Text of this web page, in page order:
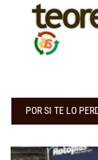
POR SI TE LO